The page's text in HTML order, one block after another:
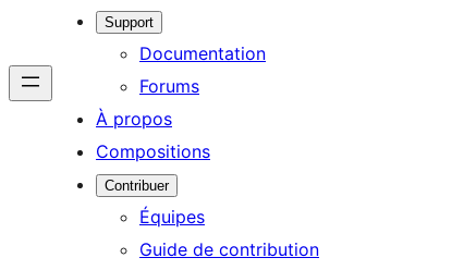
Support
Documentation
Forums
À propos
Compositions
Contribuer
Équipes
Guide de contribution